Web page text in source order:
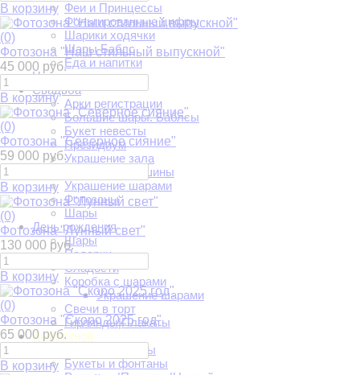
Феи и Принцессы
Фольгированные цифры
Шарики ходячки
Шары Баблс
Еда и напитки
Цветы
Свадьба
Арки регистрации
Большие шары. Баблсы
Букет невесты
Президиум
Украшение зала
Украшение машины
Украшение шарами
Фотозоны
Шары
День рождения
Шары
Подарки
Сладости
Коробка с шарами
Украшение шарами
Свечи в торт
Гирлянды|Плакаты
Выпускной
Арки и гирлянды
Букеты и фонтаны
В корзину
(0)
Фотозона "Наш стильный выпускной"
45 000 руб.
В корзину
(0)
Фотозона "Северное сияние"
59 000 руб.
В корзину
(0)
Фотозона "Лунный свет"
130 000 руб.
В корзину
(0)
Фотозона "Скоро 2025 год"
65 000 руб.
В корзину